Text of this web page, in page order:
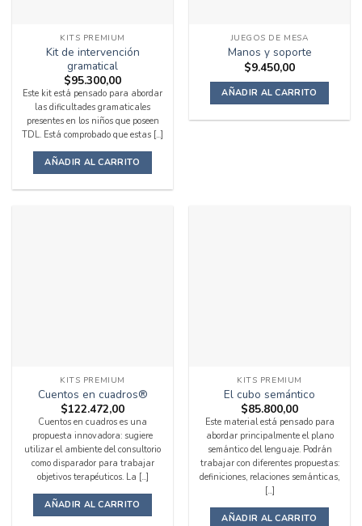
página
de
producto
KITS PREMIUM
Kit de intervención
gramatical
$95.300,00
Este kit está pensado para abordar
las dificultades gramaticales
presentes en los niños que poseen
TDL. Está comprobado que estas [...]
AÑADIR AL CARRITO
JUEGOS DE MESA
Manos y soporte
$9.450,00
AÑADIR AL CARRITO
KITS PREMIUM
Cuentos en cuadros®
$122.472,00
Cuentos en cuadros es una
propuesta innovadora: sugiere
utilizar el ambiente del consultorio
como disparador para trabajar
objetivos terapéuticos. La [...]
AÑADIR AL CARRITO
KITS PREMIUM
El cubo semántico
$85.800,00
Este material está pensado para
abordar principalmente el plano
semántico del lenguaje. Podrán
trabajar con diferentes propuestas:
definiciones, relaciones semánticas,
[...]
AÑADIR AL CARRITO